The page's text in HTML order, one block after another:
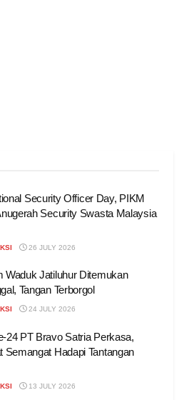
Security Officer Day, PIKM
Security Swasta Malaysia
26 JULY 2026
Waduk Jatiluhur Ditemukan
Tangan Terborgol
24 JULY 2026
24 PT Bravo Satria Perkasa,
Semangat Hadapi Tantangan
13 JULY 2026